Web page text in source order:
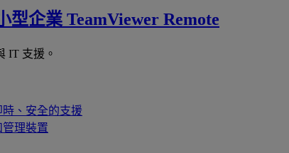
型企業 TeamViewer Remote
IT 支援。
時、安全的支援
管理裝置